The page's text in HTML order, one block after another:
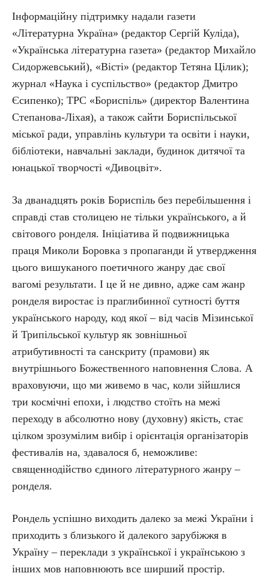
Інформаційну підтримку надали газети
«Літературна Україна» (редактор Сергій Куліда),
«Українська літературна газета» (редактор Михайло
Сидоржевський), «Вісті» (редактор Тетяна Цілик);
журнал «Наука і суспільство» (редактор Дмитро
Єсипенко); ТРС «Бориспіль» (директор Валентина
Степанова-Ліхая), а також сайти Бориспільської
міської ради, управлінь культури та освіти і науки,
бібліотеки, навчальні заклади, будинок дитячої та
юнацької творчості «Дивоцвіт».
За дванадцять років Бориспіль без перебільшення і
справді став столицею не тільки українського, а й
світового ронделя. Ініціатива й подвижницька
праця Миколи Боровка з пропаганди й утвердження
цього вишуканого поетичного жанру дає свої
вагомі результати. І це й не дивно, адже сам жанр
ронделя виростає із праглибинної сутності буття
українського народу, код якої – від часів Мізинської
й Трипільської культур як зовнішньої
атрибутивності та санскриту (прамови) як
внутрішнього Божественного наповнення Слова. А
враховуючи, що ми живемо в час, коли зійшлися
три космічні епохи, і людство стоїть на межі
переходу в абсолютно нову (духовну) якість, стає
цілком зрозумілим вибір і орієнтація організаторів
фестивалів на, здавалося б, неможливе:
священнодійство єдиного літературного жанру –
ронделя.
Рондель успішно виходить далеко за межі України і
приходить з близького й далекого зарубіжжя в
Україну – переклади з української і українською з
інших мов наповнюють все ширший простір.